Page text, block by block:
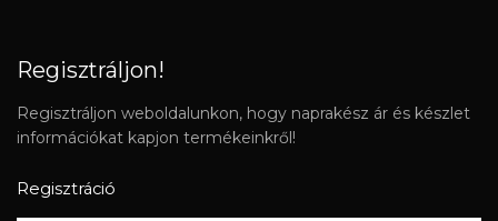
Regisztráljon!
Regisztráljon weboldalunkon, hogy naprakész ár és készlet
információkat kapjon termékeinkről!
Regisztráció